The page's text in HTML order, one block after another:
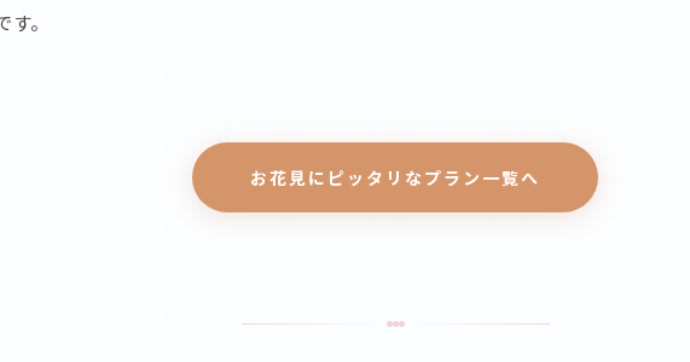
す。
お花見にピッタリなプラン一覧へ